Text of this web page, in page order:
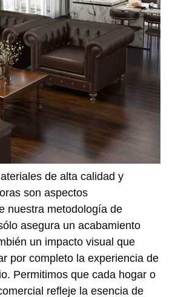
de alta calidad y
son aspectos
nuestra metodología de
asegura un acabamiento
un impacto visual que
por completo la experiencia de
Permitimos que cada hogar o
refleje la esencia de